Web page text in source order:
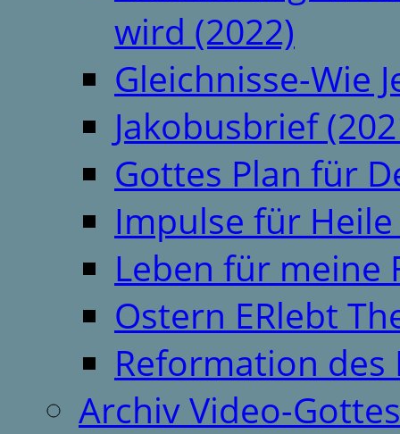
wird (2022)
Gleichnisse-Wie
Jakobusbrief
Gottes Plan für
Impulse für
Leben für meine
Ostern ERlebt
Reformation des
Archiv Video-